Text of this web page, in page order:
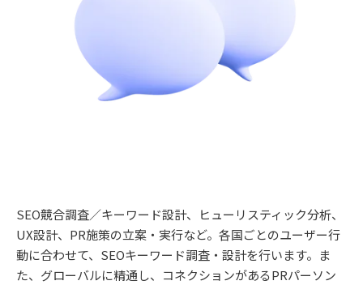
SEO競合調査／キーワード設計、ヒューリスティック分析、
UX設計、PR施策の立案・実行など。各国ごとのユーザー行
動に合わせて、SEOキーワード調査・設計を行います。ま
た、グローバルに精通し、コネクションがあるPRパーソン